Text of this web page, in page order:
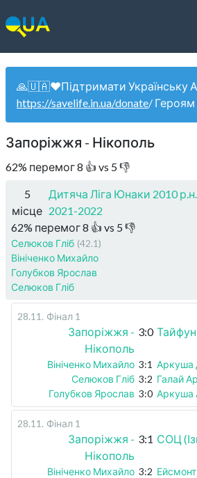
🙏🇺🇦❤️Підтримати Українську
https://savelife.in.ua/donate/
Запоріжжя - Нікополь
62% перемог8 👍 vs 5👎
5
місце
Дитяча Ліга Юнаки 2010
2021-2022
62% перемог8 👍 vs 5 👎
Селюков Гліб (42.1)
Вініченко Михайло
Голубков Ярослав
Селюков Гліб
28.11 . Фінал 1
Запоріжжя -
Нікополь
3:0
Вініченко Михайло 3:1 Аркуша
Селюков Гліб 3:2 Галай
Голубков Ярослав 3:0 Аркуша
28.11 . Фінал 1
Запоріжжя -
Нікополь
3:1 СОЦ
Вініченко Михайло 3:2